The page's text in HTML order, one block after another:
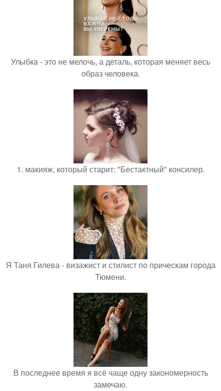
Улыбка - это не мелочь, а деталь, которая меняет весь
образ человека.
1. макияж, который старит: "Бестактный" консилер.
Я Таня Гилева - визажист и стилист по прическам города
Тюмени.
В последнее время я всё чаще одну закономерность
замечаю.